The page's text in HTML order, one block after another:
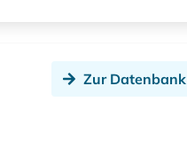
Zur Datenbank